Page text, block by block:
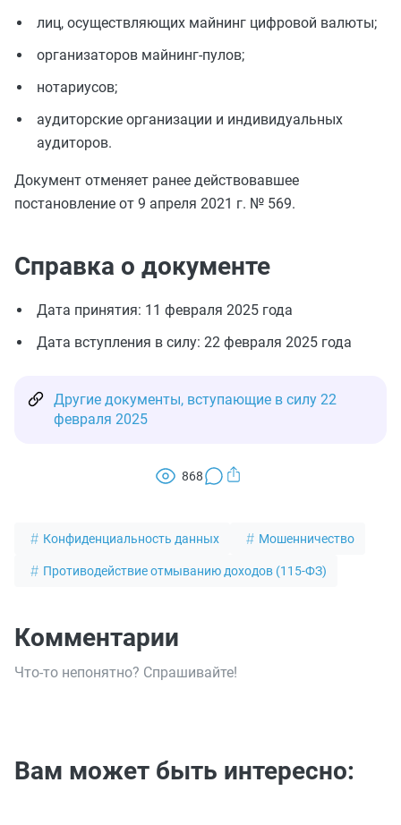
лиц, осуществляющих майнинг цифровой валюты;
организаторов майнинг-пулов;
нотариусов;
аудиторские организации и индивидуальных
аудиторов.
Документ отменяет ранее действовавшее
постановление от 9 апреля 2021 г. № 569.
Справка о документе
Дата принятия: 11 февраля 2025 года
Дата вступления в силу: 22 февраля 2025 года
Другие документы, вступающие в силу 22
февраля 2025
868
Конфиденциальность данных Мошенничество
Противодействие отмыванию доходов (115-ФЗ)
Комментарии
Что-то непонятно? Спрашивайте!
Вам может быть интересно: